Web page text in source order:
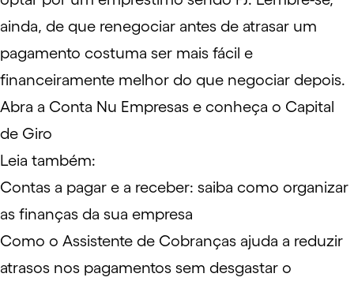
ainda, de que renegociar antes de atrasar um
pagamento costuma ser mais fácil e
financeiramente melhor do que negociar depois.
Abra a Conta Nu Empresas e conheça o Capital
de Giro
Leia também:
Contas a pagar e a receber: saiba como organizar
as finanças da sua empresa
Como o Assistente de Cobranças ajuda a reduzir
atrasos nos pagamentos sem desgastar o